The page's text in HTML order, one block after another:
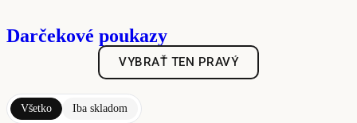
Darčekové poukazy
VYBRAŤ TEN PRAVÝ
Všetko Iba skladom